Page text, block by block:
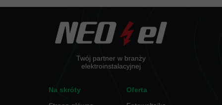
Twój partner w branży
elektroinstalacyjnej
Na skróty
Oferta